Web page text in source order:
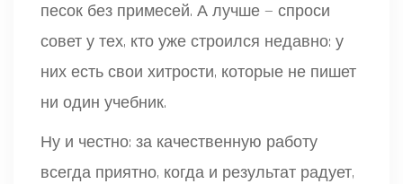
песок без примесей. А лучше — спроси
совет у тех, кто уже строился недавно: у
них есть свои хитрости, которые не пишет
ни один учебник.
Ну и честно: за качественную работу
всегда приятно, когда и результат радует,